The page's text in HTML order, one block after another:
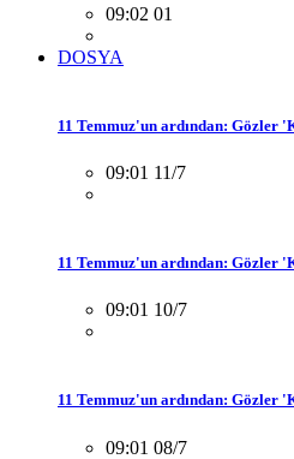
09:02 01
DOSYA
11 Temmuz'un ardından: Gözler
09:01 11/7
11 Temmuz'un ardından: Gözler
09:01 10/7
11 Temmuz'un ardından: Gözler
09:01 08/7